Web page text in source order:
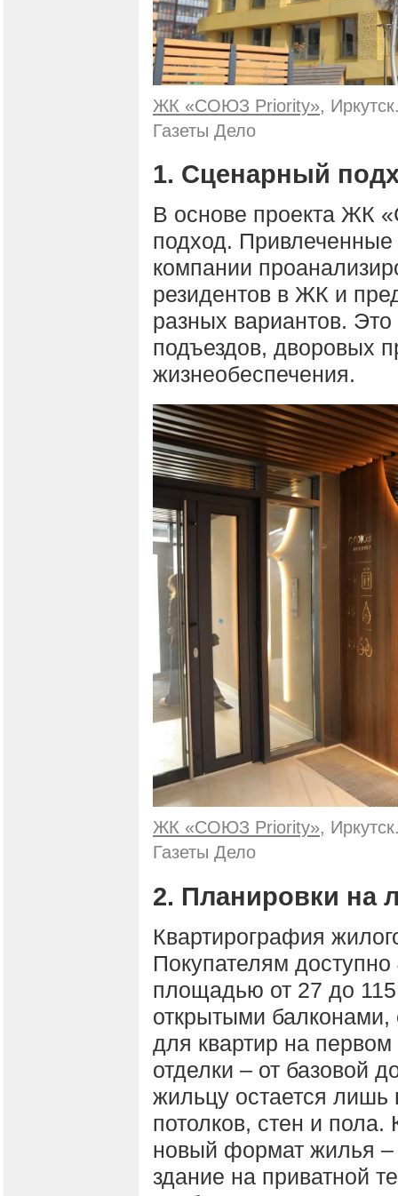
ЖК «СОЮЗ Priority»,
Газеты Дело
1. Сценарный
В основе проекта ЖК
подход.
компании
резидентов в ЖК и
разных вариантов. Это
подъездов, дворовых
жизнеобеспечения.
ЖК «СОЮЗ Priority»,
Газеты Дело
2. Планировки на
Квартирография
Покупателям
площадью от 27 до
открытыми
для квартир на
отделки – от базовой
жильцу остается
потолков, стен и
новый формат жилья –
здание на приватной